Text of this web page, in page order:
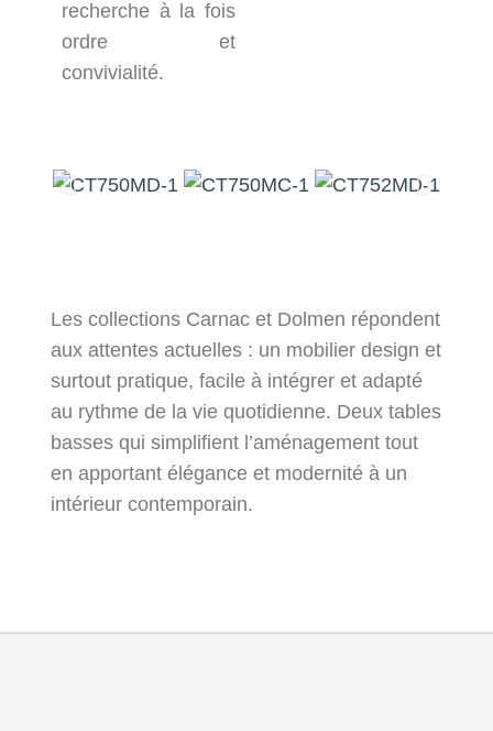
recherche à la fois
ordre et
convivialité.
Les collections Carnac et Dolmen répondent
aux attentes actuelles : un mobilier design et
surtout pratique, facile à intégrer et adapté
au rythme de la vie quotidienne. Deux tables
basses qui simplifient l’aménagement tout
en apportant élégance et modernité à un
intérieur contemporain.